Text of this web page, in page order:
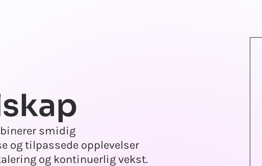
smidig
og tilpassede opplevelser
og kontinuerlig vekst.